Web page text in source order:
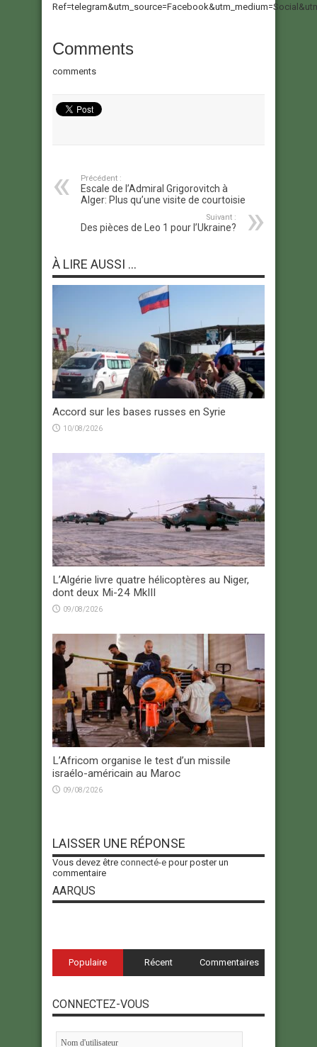
Comments
comments
Précédent :
Escale de l’Admiral Grigorovitch à
Alger: Plus qu’une visite de courtoisie
Suivant :
Des pièces de Leo 1 pour l’Ukraine?
À LIRE AUSSI ...
Accord sur les bases russes en Syrie
10/08/2026
L’Algérie livre quatre hélicoptères au Niger,
dont deux Mi-24 MkIII
09/08/2026
L’Africom organise le test d’un missile
israélo-américain au Maroc
09/08/2026
LAISSER UNE RÉPONSE
Vous devez être connecté-e pour poster un
commentaire
AARQUS
Populaire Récent Commentaires
CONNECTEZ-VOUS